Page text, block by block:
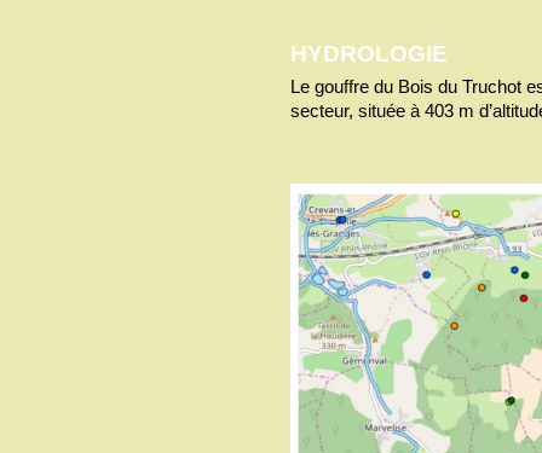
HYDROLOGIE
Le gouffre du Bois du Truchot
secteur, située à 403 m